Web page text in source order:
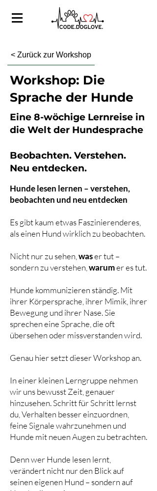
< Zurück zur Workshop
Workshop: Die
Sprache der Hunde
Eine 8-wöchige Lernreise in
die Welt der Hundesprache
Beobachten. Verstehen.
Neu entdecken.
Hunde lesen lernen – verstehen,
beobachten und neu entdecken
Es gibt kaum etwas Faszinierenderes,
als einen Hund wirklich zu beobachten.
Nicht nur zu sehen, waser tut –
sondern zu verstehen, warumer es tut.
Hunde kommunizieren ständig. Mit
ihrer Körpersprache, ihrer Mimik, ihrer
Bewegung und ihrer Nase. Sie
sprechen eine Sprache, die oft
übersehen oder missverstanden wird.
Genau hier setzt dieser Workshop an.
In einer kleinen Lerngruppe nehmen
wir uns bewusst Zeit, genauer
hinzusehen. Schritt für Schritt lernst
du, Verhalten besser einzuordnen,
feine Signale wahrzunehmen und
Hunde mit neuen Augen zu betrachten.
Denn wer Hunde lesen lernt,
verändert nicht nur den Blick auf
seinen eigenen Hund – sondern auf